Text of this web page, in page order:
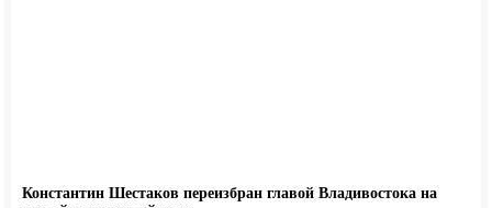
Константин Шестаков переизбран главой Владивостока на